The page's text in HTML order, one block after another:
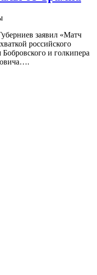
заявил «Матч
российского
и голкипера